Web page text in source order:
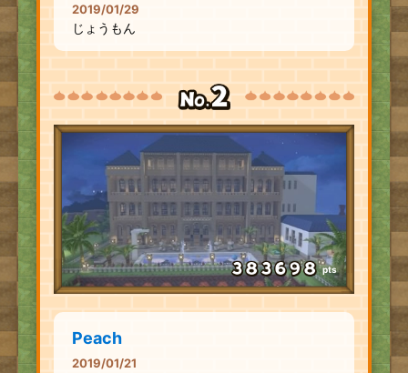
2019/01/29
じょうもん
pts
Peach
2019/01/21